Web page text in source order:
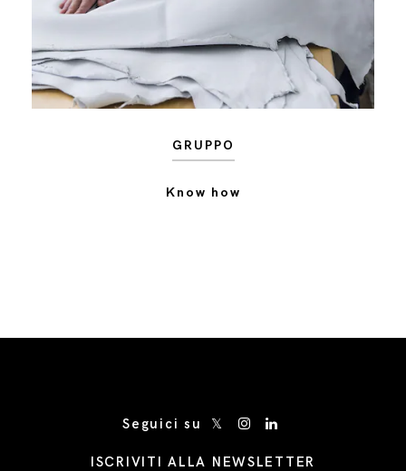
GRUPPO
Know how
Seguici su
ISCRIVITI ALLA NEWSLETTER